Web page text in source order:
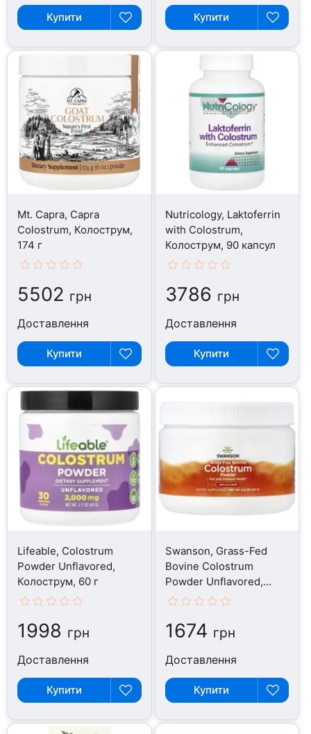
Купити Купити
Mt. Capra, Capra
Colostrum, Колострум,
174 г
5502 грн
Доставлення
Купити
Nutricology, Laktoferrin
with Colostrum,
Колострум, 90 капсул
3786 грн
Доставлення
Купити
Lifeable, Colostrum
Powder Unflavored,
Колострум, 60 г
1998 грн
Доставлення
Купити
Swanson, Grass-Fed
Bovine Colostrum
Powder Unflavored,
Колострум, 60 г
1674 грн
Доставлення
Купити